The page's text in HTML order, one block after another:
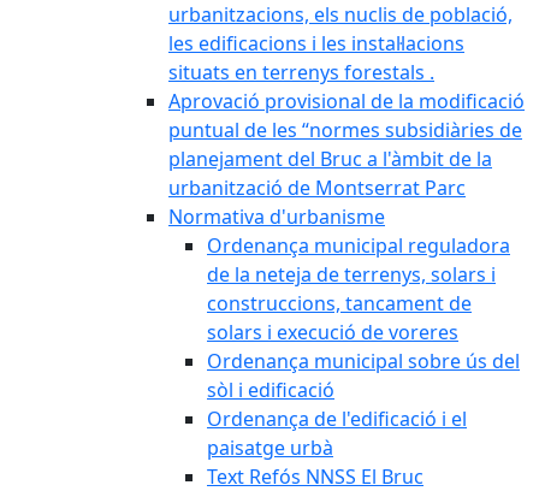
urbanitzacions, els nuclis de població,
les edificacions i les instal·lacions
situats en terrenys forestals .
Aprovació provisional de la modificació
puntual de les “normes subsidiàries de
planejament del Bruc a l'àmbit de la
urbanització de Montserrat Parc
Normativa d'urbanisme
Ordenança municipal reguladora
de la neteja de terrenys, solars i
construccions, tancament de
solars i execució de voreres
Ordenança municipal sobre ús del
sòl i edificació
Ordenança de l'edificació i el
paisatge urbà
Text Refós NNSS El Bruc